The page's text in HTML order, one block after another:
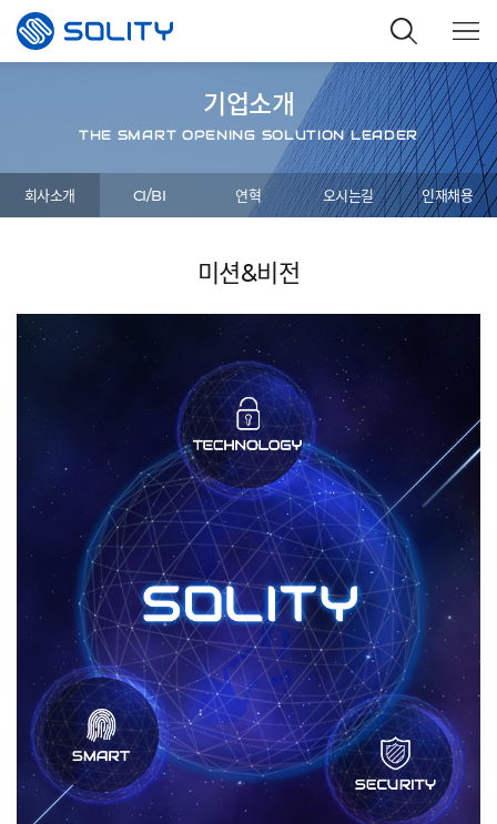
기업소개
THE SMART OPENING SOLUTION LEADER
회사소개 CI/BI 연혁 오시는길 인재채용
미션&비전